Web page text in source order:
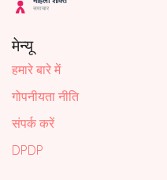
मेन्यू
हमारे बारे में
गोपनीयता नीति
संपर्क करें
DPDP